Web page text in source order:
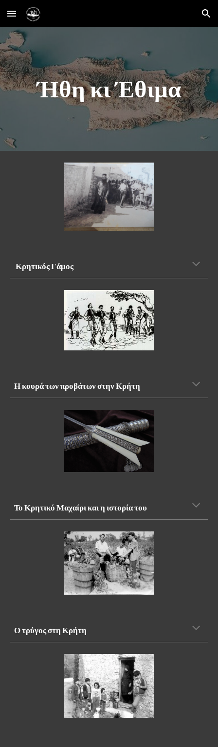
Skip to main content Skip to navigation
Ήθη κι Έθιμα
Κρητικός Γάμος
Η κουρά των προβάτων στην Κρήτη
ΤοΚρητικό Μαχαίρι και η ιστορία του
Ο τρύγος στη Κρήτη